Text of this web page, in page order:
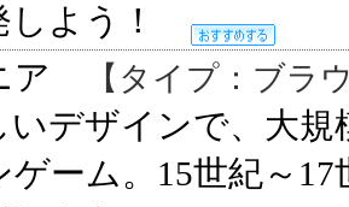
しよう！
ア
【タイプ：ブ
いデザインで、大
ゲーム。15世紀～